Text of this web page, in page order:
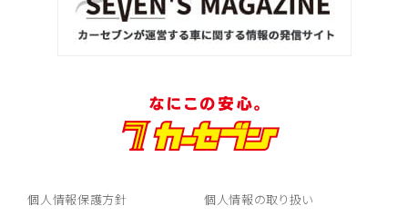
個人情報保護方針 個人情報の取り扱い